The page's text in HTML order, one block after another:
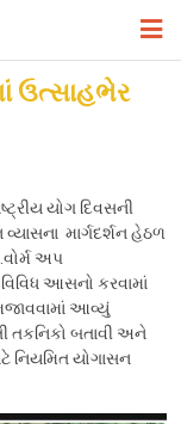
ઉત્સાહભેર
યોગ દિવસની
માર્ગદર્શન હેઠળ
અપ
આસનો કરવામાં
આવ્યું
તકનિકો બતાવી અને
નિયમિત યોગાસન